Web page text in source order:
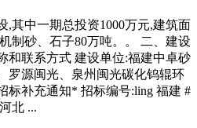
,其中一期总投资1000万元,建筑面
制砂、石子80万吨。。 二、建设
和联系方式 建设单位:福建中卓砂
罗源闽光、泉州闽光碳化钨辊环
标补充通知* 招标编号:ling 福建 #
北 ...